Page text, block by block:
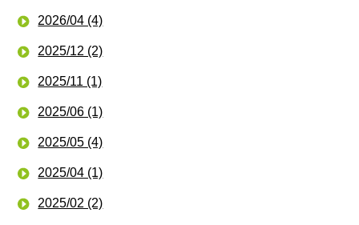
2026/04 (4)
2025/12 (2)
2025/11 (1)
2025/06 (1)
2025/05 (4)
2025/04 (1)
2025/02 (2)